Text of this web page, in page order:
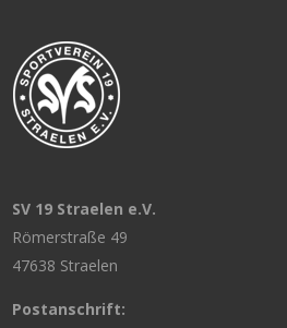
SV 19 Straelen e.V.
Römerstraße 49
47638 Straelen
Postanschrift: